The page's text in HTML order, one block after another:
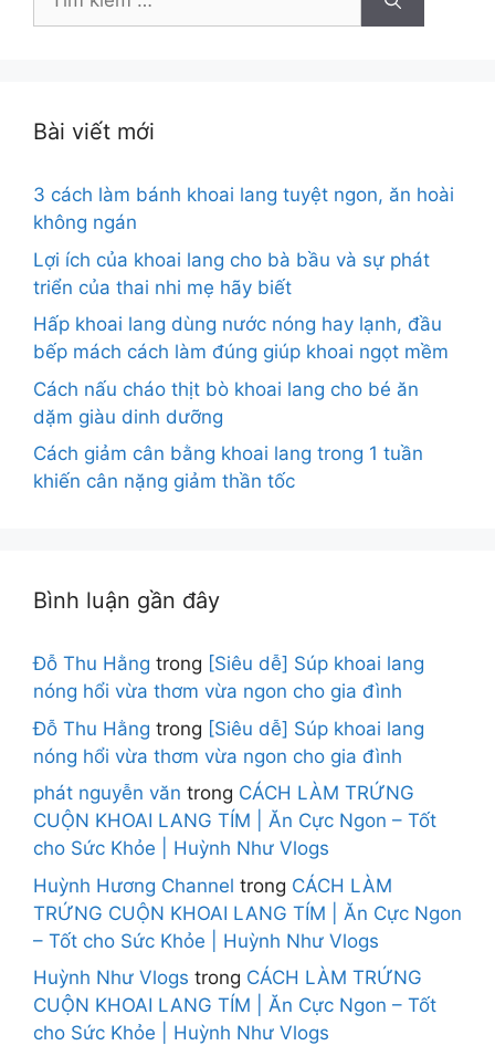
Bài viết mới
3 cách làm bánh khoai lang tuyệt ngon, ăn hoài
không ngán
Lợi ích của khoai lang cho bà bầu và sự phát
triển của thai nhi mẹ hãy biết
Hấp khoai lang dùng nước nóng hay lạnh, đầu
bếp mách cách làm đúng giúp khoai ngọt mềm
Cách nấu cháo thịt bò khoai lang cho bé ăn
dặm giàu dinh dưỡng
Cách giảm cân bằng khoai lang trong 1 tuần
khiến cân nặng giảm thần tốc
Bình luận gần đây
Đỗ Thu Hằng trong [Siêu dễ] Súp khoai lang
nóng hổi vừa thơm vừa ngon cho gia đình
Đỗ Thu Hằng trong [Siêu dễ] Súp khoai lang
nóng hổi vừa thơm vừa ngon cho gia đình
phát nguyễn văn trong CÁCH LÀM TRỨNG
CUỘN KHOAI LANG TÍM | Ăn Cực Ngon – Tốt
cho Sức Khỏe | Huỳnh Như Vlogs
Huỳnh Hương Channel trong CÁCH LÀM
TRỨNG CUỘN KHOAI LANG TÍM | Ăn Cực Ngon
– Tốt cho Sức Khỏe | Huỳnh Như Vlogs
Huỳnh Như Vlogs trong CÁCH LÀM TRỨNG
CUỘN KHOAI LANG TÍM | Ăn Cực Ngon – Tốt
cho Sức Khỏe | Huỳnh Như Vlogs